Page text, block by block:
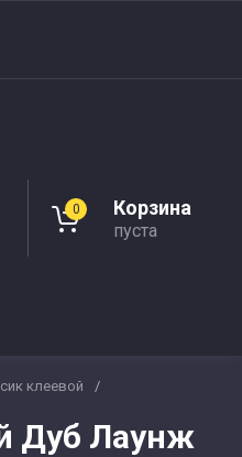
0 Корзина
пуста
клеевой
/
Дуб Лаунж